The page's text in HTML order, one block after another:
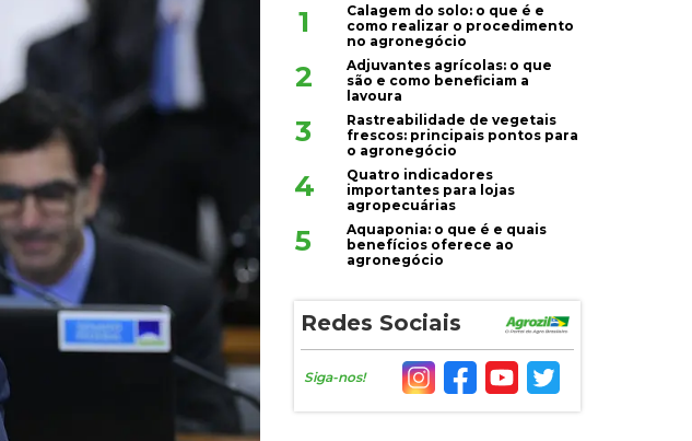
1
Calagem do solo: o que é e
como realizar o procedimento
no agronegócio
2
Adjuvantes agrícolas: o que
são e como beneficiam a
lavoura
3
Rastreabilidade de vegetais
frescos: principais pontos para
o agronegócio
4
Quatro indicadores
importantes para lojas
agropecuárias
5
Aquaponia: o que é e quais
benefícios oferece ao
agronegócio
Redes Sociais
Siga-nos!